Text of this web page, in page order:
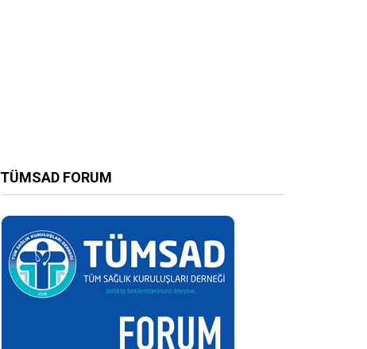
TÜMSAD FORUM